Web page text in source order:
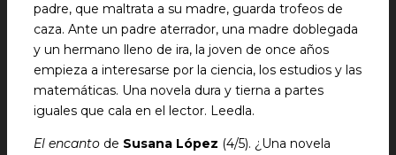
padre, que maltrata a su madre, guarda trofeos de
caza. Ante un padre aterrador, una madre doblegada
y un hermano lleno de ira, la joven de once años
empieza a interesarse por la ciencia, los estudios y las
matemáticas. Una novela dura y tierna a partes
iguales que cala en el lector. Leedla.
El encanto de Susana López (4/5). ¿Una novela